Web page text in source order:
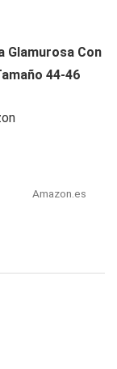
Glamurosa Con
44-46
Amazon.es